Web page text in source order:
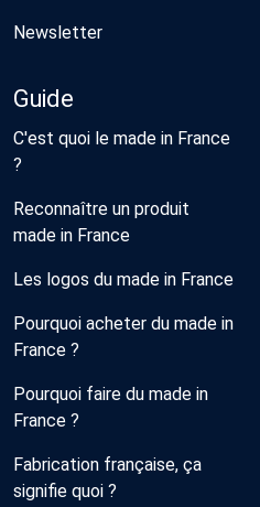
Newsletter
Guide
C'est quoi le made in France
?
Reconnaître un produit
made in France
Les logos du made in France
Pourquoi acheter du made in
France ?
Pourquoi faire du made in
France ?
Fabrication française, ça
signifie quoi ?